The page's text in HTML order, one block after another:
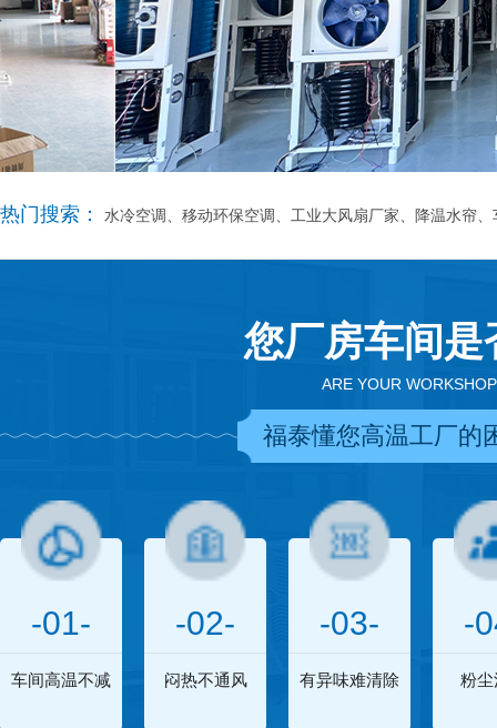
热门搜索： 水冷空调、移动环保空调、工业大风扇厂家、降温水帘
您厂房车间
ARE YOUR
福泰懂您高温工厂的
-01-
车间高温不减
-02-
闷热不通风
-03-
有异味难清除
-
粉尘